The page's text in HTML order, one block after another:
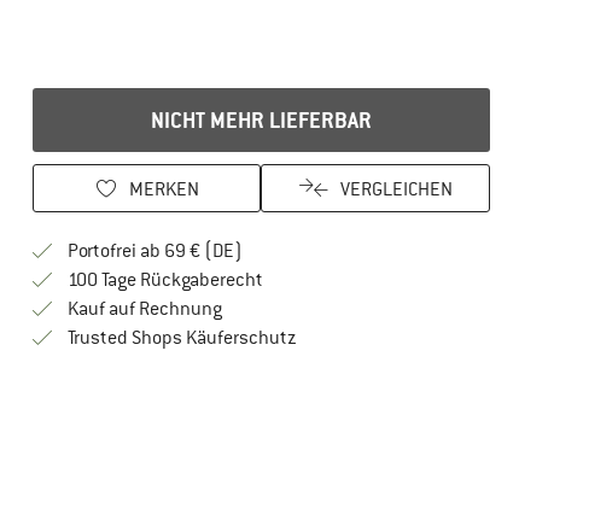
NICHT MEHR LIEFERBAR
MERKEN VERGLEICHEN
Portofrei ab 69 € (DE)
100 Tage RückgaberechtGehe hier zu den Rückgabe-Richtlinien
Kauf auf RechnungFinde die Zahlungs-Infos hier! Öffnet sich in
Trusted Shops KäuferschutzFinde alle Infos hier!